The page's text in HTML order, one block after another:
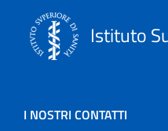
Istituto
I NOSTRI CONTATTI